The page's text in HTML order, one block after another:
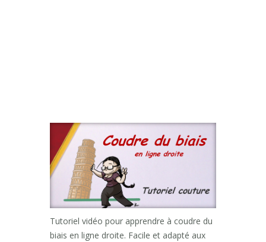
Tutoriel vidéo pour apprendre à coudre du
biais en ligne droite. Facile et adapté aux